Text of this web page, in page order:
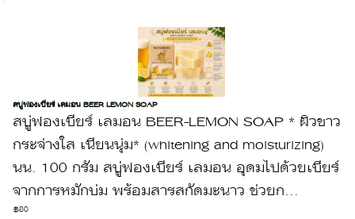
สบู่ฟองเบียร์ เลมอน BEER LEMON SOAP
สบู่ฟองเบียร์ เลมอน BEER-LEMON SOAP * ผิวขาว
กระจ่างใส เนียนนุ่ม* (whitening and moisturizing)
นน. 100 กรัม สบู่ฟองเบียร์ เลมอน อุดมไปด้วยเบียร์
จากการหมักบ่ม พร้อมสารสกัดมะนาว ช่วยก...
฿80